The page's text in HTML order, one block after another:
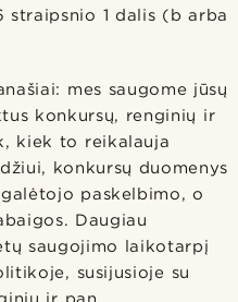
straipsnio 1 dalis (b arba
mes saugome jūsų
konkursų, renginių ir
kiek to reikalauja
konkursų duomenys
paskelbimo, o
Daugiau
saugojimo laikotarpį
susijusioje su